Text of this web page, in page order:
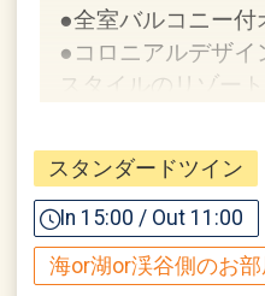
●全室バルコニー付
●コロニアルデザ
スタイルのリゾー
【９０日前までの
割引がございます
ご宿泊の９０日前
ると
１泊につきおひと
スタンダードツイン
In 15:00 / Out 11:00
海or湖or渓谷側のお部